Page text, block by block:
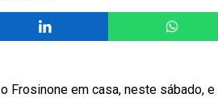
Frosinone em casa, neste sábado,